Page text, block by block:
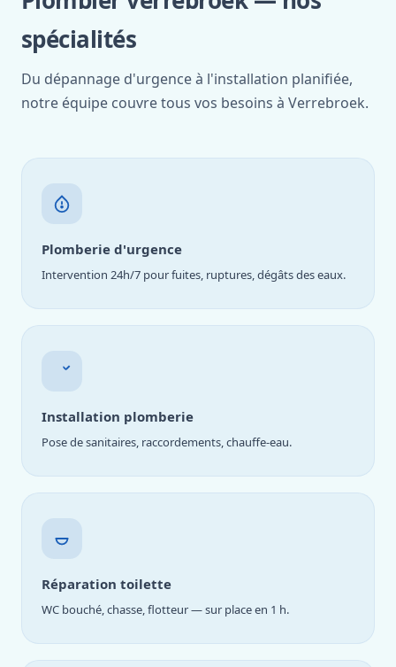
spécialités
Du dépannage d'urgence à l'installation planifiée,
notre équipe couvre tous vos besoins à Verrebroek.
Plomberie d'urgence
Intervention 24h/7 pour fuites, ruptures, dégâts des eaux.
Installation plomberie
Pose de sanitaires, raccordements, chauffe-eau.
Réparation toilette
WC bouché, chasse, flotteur — sur place en 1 h.